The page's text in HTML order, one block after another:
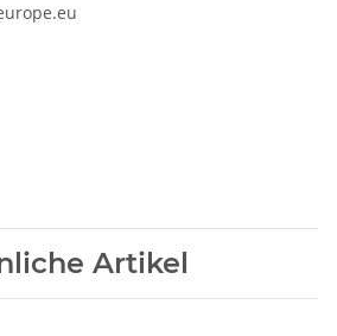
Artikel